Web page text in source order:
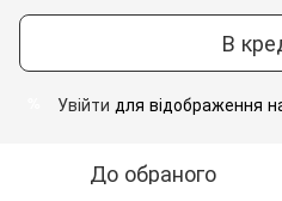
В
Увійти для відображення
До обраного